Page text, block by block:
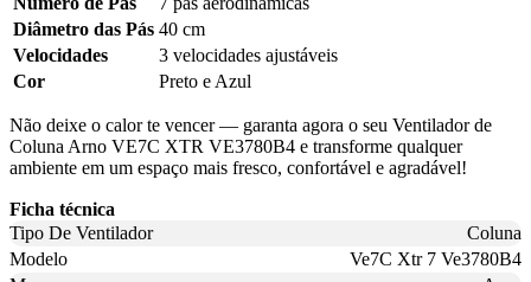
Diâmetro das Pás 40 cm
Velocidades
3 velocidades ajustáveis
Cor
Preto e Azul
Não deixe o calor te vencer — garanta agora o seu Ventilador de
Coluna Arno VE7C XTR VE3780B4 e transforme qualquer
ambiente em um espaço mais fresco, confortável e agradável!
Ficha técnica
Tipo De Ventilador
Coluna
Modelo
Ve7C Xtr 7 Ve3780B4